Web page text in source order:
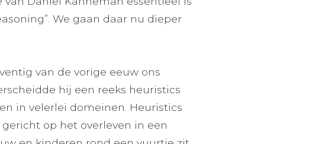
We gaan daar nu dieper
van de vorige eeuw ons
hij een reeks heuristics
in velerlei domeinen. Heuristics
op het overleven in een